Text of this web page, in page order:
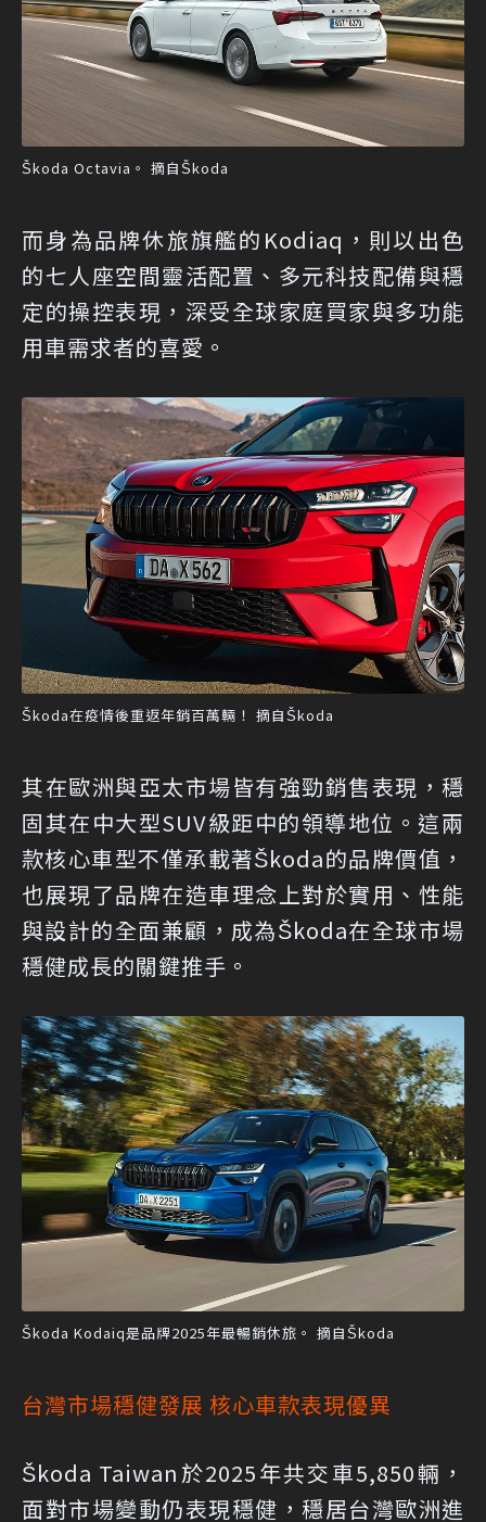
Škoda Octavia。 摘自Škoda
而身為品牌休旅旗艦的Kodiaq，則以出色
的七人座空間靈活配置、多元科技配備與穩
定的操控表現，深受全球家庭買家與多功能
用車需求者的喜愛。
Škoda在疫情後重返年銷百萬輛！ 摘自Škoda
其在歐洲與亞太市場皆有強勁銷售表現，穩
固其在中大型SUV級距中的領導地位。這兩
款核心車型不僅承載著Škoda的品牌價值，
也展現了品牌在造車理念上對於實用、性能
與設計的全面兼顧，成為Škoda在全球市場
穩健成長的關鍵推手。
Škoda Kodaiq是品牌2025年最暢銷休旅。 摘自Škoda
台灣市場穩健發展 核心車款表現優異
Škoda Taiwan於2025年共交車5,850輛，
面對市場變動仍表現穩健，穩居台灣歐洲進